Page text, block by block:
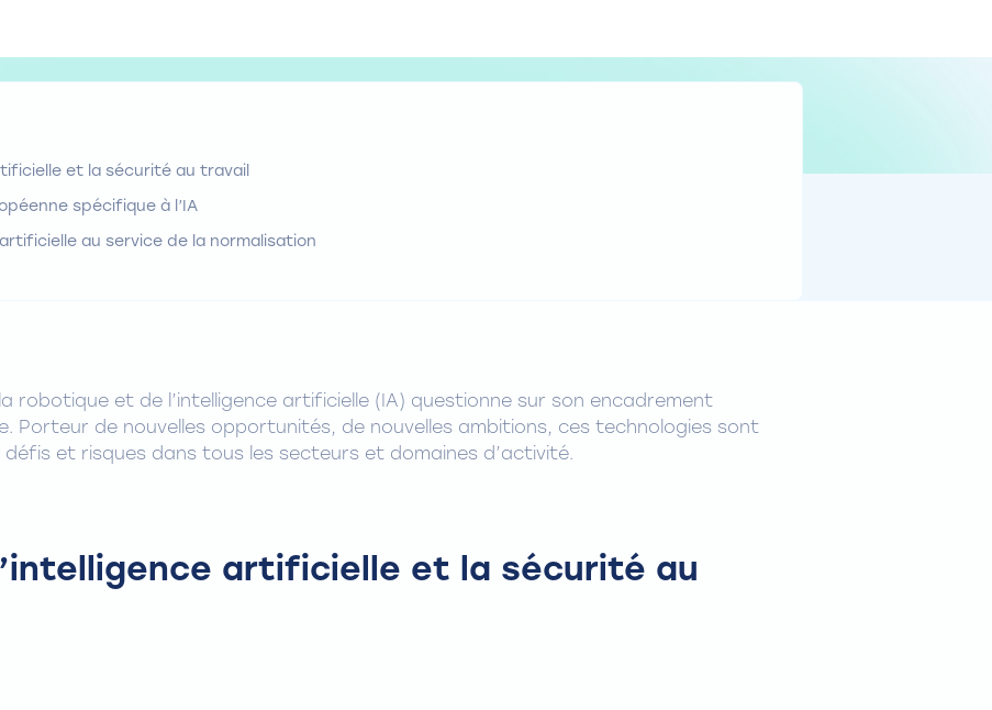
et la sécurité au travail
spécifique à l’IA
au service de la normalisation
robotique et de l’intelligence artificielle (IA) questionne sur son encadrement
Porteur de nouvelles opportunités, de nouvelles ambitions, ces technologies sont
et risques dans tous les secteurs et domaines d’activité.
artificielle et la sécurité au